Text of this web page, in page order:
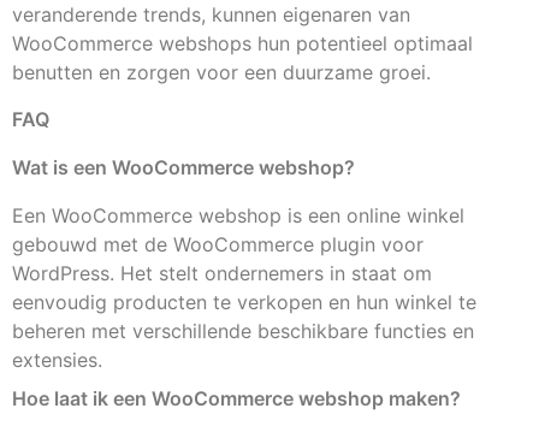
veranderende trends, kunnen eigenaren van
WooCommerce webshops hun potentieel optimaal
benutten en zorgen voor een duurzame groei.
FAQ
Wat is een WooCommerce webshop?
Een WooCommerce webshop is een online winkel
gebouwd met de WooCommerce plugin voor
WordPress. Het stelt ondernemers in staat om
eenvoudig producten te verkopen en hun winkel te
beheren met verschillende beschikbare functies en
extensies.
Hoe laat ik een WooCommerce webshop maken?